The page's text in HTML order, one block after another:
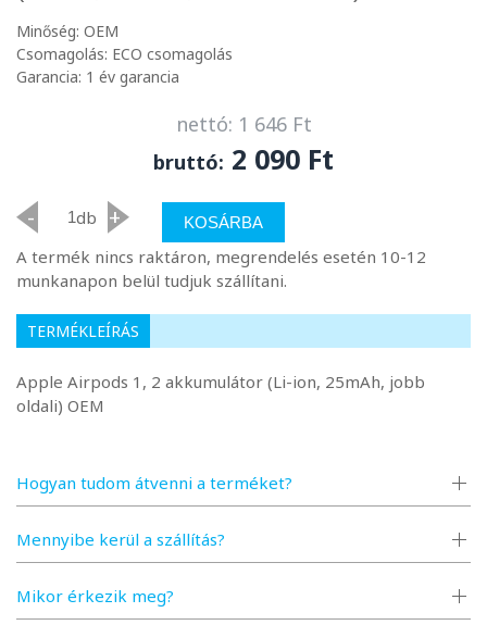
Minőség: OEM
Csomagolás: ECO csomagolás
Garancia: 1 év garancia
nettó: 1 646 Ft
bruttó: 2 090 Ft
- db + KOSÁRBA
A termék nincs raktáron, megrendelés esetén 10-12
munkanapon belül tudjuk szállítani.
Hogyan tudom átvenni a terméket?
Mennyibe kerül a szállítás?
Mikor érkezik meg?
TERMÉKLEÍRÁS
Apple Airpods 1, 2 akkumulátor (Li-ion, 25mAh, jobb
oldali) OEM